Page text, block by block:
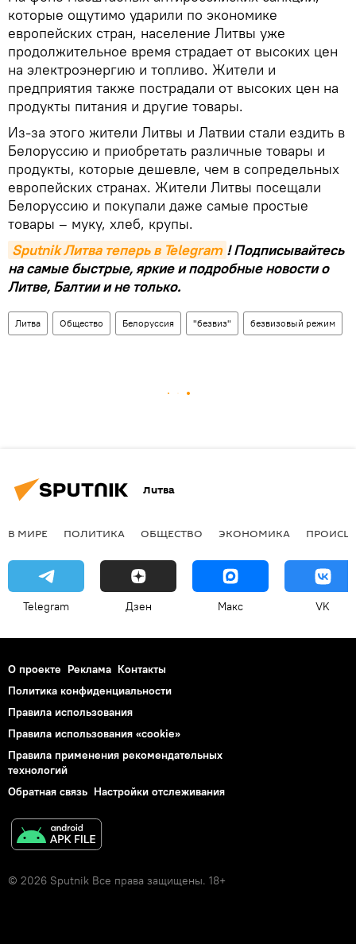
которые ощутимо ударили по экономике
европейских стран, население Литвы уже
продолжительное время страдает от высоких цен
на электроэнергию и топливо. Жители и
предприятия также пострадали от высоких цен на
продукты питания и другие товары.
Из-за этого жители Литвы и Латвии стали ездить в
Белоруссию и приобретать различные товары и
продукты, которые дешевле, чем в сопредельных
европейских странах. Жители Литвы посещали
Белоруссию и покупали даже самые простые
товары – муку, хлеб, крупы.
Sputnik Литва теперь в Telegram ! Подписывайтесь
на самые быстрые, яркие и подробные новости о
Литве, Балтии и не только.
Литва Общество Белоруссия "безвиз" безвизовый режим
Литва
В МИРЕ ПОЛИТИКА ОБЩЕСТВО ЭКОНОМИКА
Telegram Дзен Макс VK
О проекте Реклама Контакты
Политика конфиденциальности
Правила использования
Правила использования «cookie»
Правила применения рекомендательных
технологий
Обратная связь Настройки отслеживания
© 2026 Sputnik Все права защищены. 18+